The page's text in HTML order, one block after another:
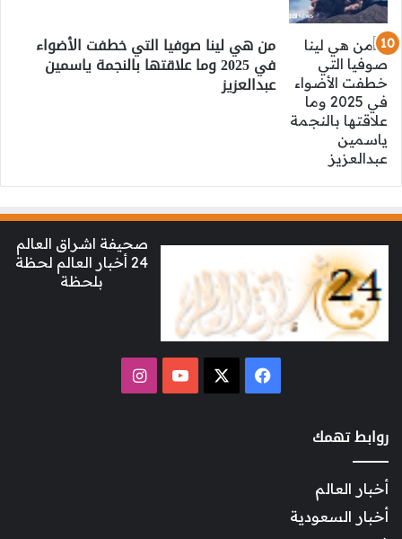
من هي لينا صوفيا التي خطفت الأضواء
في 2025 وما علاقتها بالنجمة ياسمين
عبدالعزيز
صحيفة اشراق العالم
24 أخبار العالم لحظة
بلحظة
فيسبوك ‫YouTubeانستقرام
روابط تهمك
أخبار العالم
أخبار السعودية